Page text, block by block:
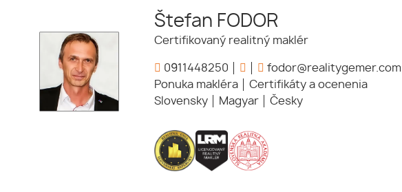
Štefan FODOR
Certifikovaný realitný maklér
0911448250
fodor@realitygemer.com
Ponuka makléra
Certifikáty a ocenenia
Slovensky
Magyar Česky